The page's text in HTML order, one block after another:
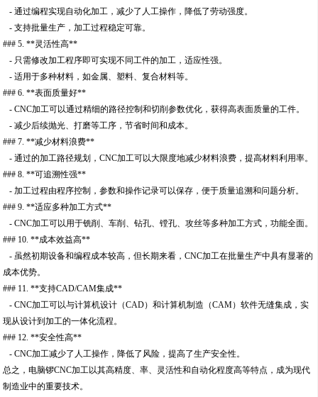
- 通过编程实现自动化加工，减少了人工操作，降低了劳动强度。
- 支持批量生产，加工过程稳定可靠。
### 5. **灵活性高**
- 只需修改加工程序即可实现不同工件的加工，适应性强。
- 适用于多种材料，如金属、塑料、复合材料等。
### 6. **表面质量好**
- CNC加工可以通过精细的路径控制和切削参数优化，获得高表面质量的工件。
- 减少后续抛光、打磨等工序，节省时间和成本。
### 7. **减少材料浪费**
- 通过的加工路径规划，CNC加工可以大限度地减少材料浪费，提高材料利用率。
### 8. **可追溯性强**
- 加工过程由程序控制，参数和操作记录可以保存，便于质量追溯和问题分析。
### 9. **适应多种加工方式**
- CNC加工可以用于铣削、车削、钻孔、镗孔、攻丝等多种加工方式，功能全面。
### 10. **成本效益高**
- 虽然初期设备和编程成本较高，但长期来看，CNC加工在批量生产中具有显著的
成本优势。
### 11. **支持CAD/CAM集成**
- CNC加工可以与计算机设计（CAD）和计算机制造（CAM）软件无缝集成，实
现从设计到加工的一体化流程。
### 12. **安全性高**
- CNC加工减少了人工操作，降低了风险，提高了生产安全性。
总之，电脑锣CNC加工以其高精度、率、灵活性和自动化程度高等特点，成为现代
制造业中的重要技术。